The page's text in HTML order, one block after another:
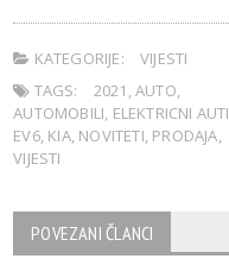
KATEGORIJE:
VIJESTI
TAGS:
2021 ,AUTO,
AUTOMOBILI, ELEKTRICNI AUTI
EV6, KIA, NOVITETI, PRODAJA,
VIJESTI
POVEZANI ČLANCI